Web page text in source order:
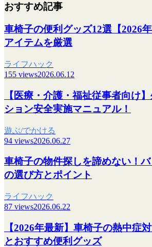
おすすめ記事
車椅子の便利グッズ12選【2026
アイテムを厳選
ライフハック
155 views2026.06.12
【医療・介護・福祉従事者向け
ション安全実施マニュアル！
遊ぶ/でかける
94 views2026.06.27
車椅子の物件探しを諦めない！
の選び方とポイント
ライフハック
87 views2026.06.22
【2026年最新】車椅子の熱中症
とおすすめ便利グッズ